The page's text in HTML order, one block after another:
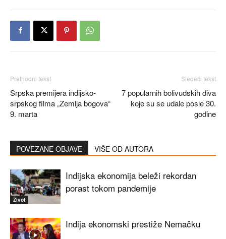
Prethodni tekst
Srpska premijera indijsko-
srpskog filma „Zemlja bogova“
9. marta
Sledeći tekst
7 popularnih bolivudskih diva
koje su se udale posle 30.
godine
POVEZANE OBJAVE VIŠE OD AUTORA
Život
Indijska ekonomija beleži rekordan
porast tokom pandemije
Indija ekonomski prestiže Nemačku